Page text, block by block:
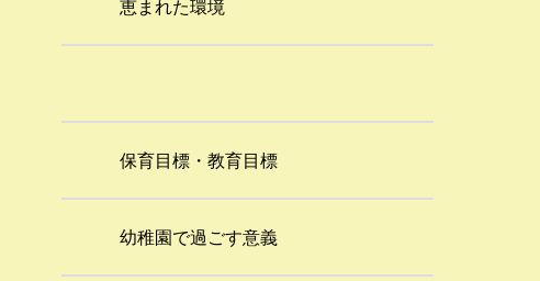
恵まれた環境
保育目標・教育目標
幼稚園で過ごす意義